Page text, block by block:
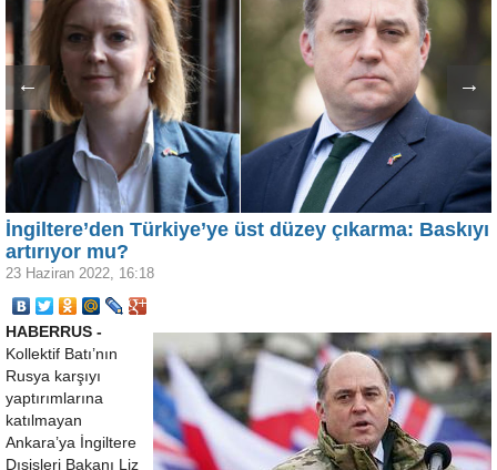
← →
İngiltere’den Türkiye’ye üst düzey çıkarma: Baskıyı
artırıyor mu?
23 Haziran 2022, 16:18
HABERRUS -
Kollektif Batı’nın
Rusya karşıyı
yaptırımlarına
katılmayan
Ankara’ya İngiltere
Dışişleri Bakanı Liz